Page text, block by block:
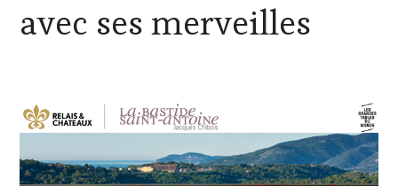
FRANÇAISE,
INVITATIONS
TASTING
MÉDIAS,
ÉCRITE,
RADIO,
avec ses merveilles